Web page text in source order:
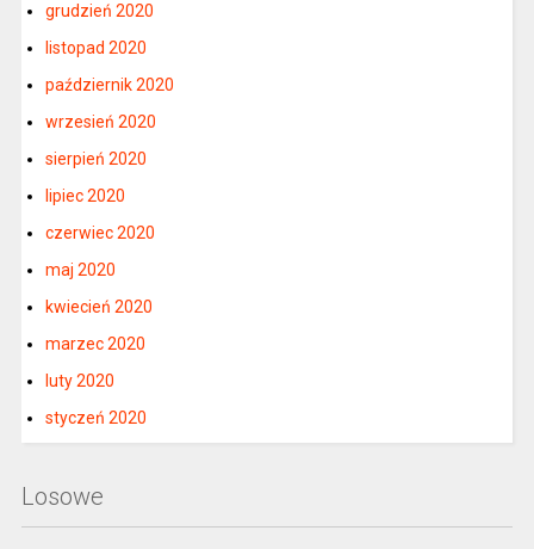
grudzień 2020
listopad 2020
październik 2020
wrzesień 2020
sierpień 2020
lipiec 2020
czerwiec 2020
maj 2020
kwiecień 2020
marzec 2020
luty 2020
styczeń 2020
Losowe